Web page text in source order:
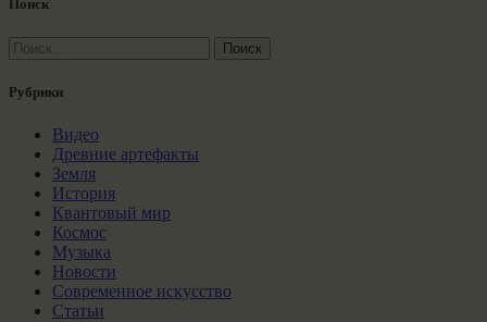
Поиск
Найти:
Рубрики
Видео
Древние артефакты
Земля
История
Квантовый мир
Космос
Музыка
Новости
Современное искусство
Статьи